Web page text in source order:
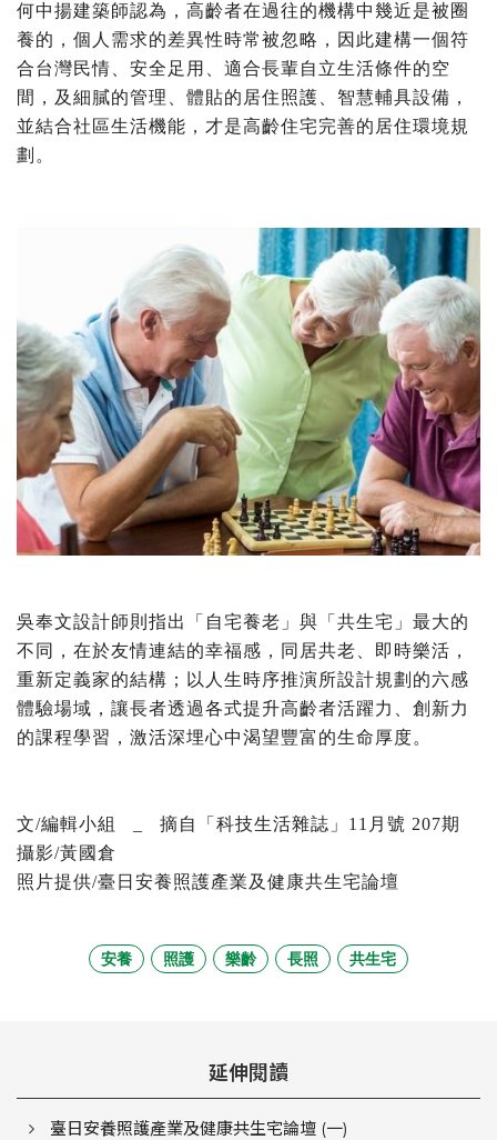
何中揚建築師認為，高齡者在過往的機構中幾近是被圈
養的，個人需求的差異性時常被忽略，因此建構一個符
合台灣民情、安全足用、適合長輩自立生活條件的空
間，及細膩的管理、體貼的居住照護、智慧輔具設備，
並結合社區生活機能，才是高齡住宅完善的居住環境規
劃。
吳奉文設計師則指出「自宅養老」與「共生宅」最大的
不同，在於友情連結的幸福感，同居共老、即時樂活，
重新定義家的結構；以人生時序推演所設計規劃的六感
體驗場域，讓長者透過各式提升高齡者活躍力、創新力
的課程學習，激活深埋心中渴望豐富的生命厚度。
文/編輯小組 _ 摘自「科技生活雜誌」11月號 207期
攝影/黃國倉
照片提供/臺日安養照護產業及健康共生宅論壇
安養 照護 樂齡 長照 共生宅
延伸閱讀
臺日安養照護產業及健康共生宅論壇 (一)